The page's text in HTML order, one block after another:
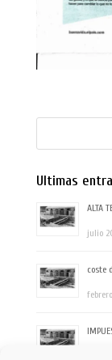
Ultimas
ALTA
julio
coste